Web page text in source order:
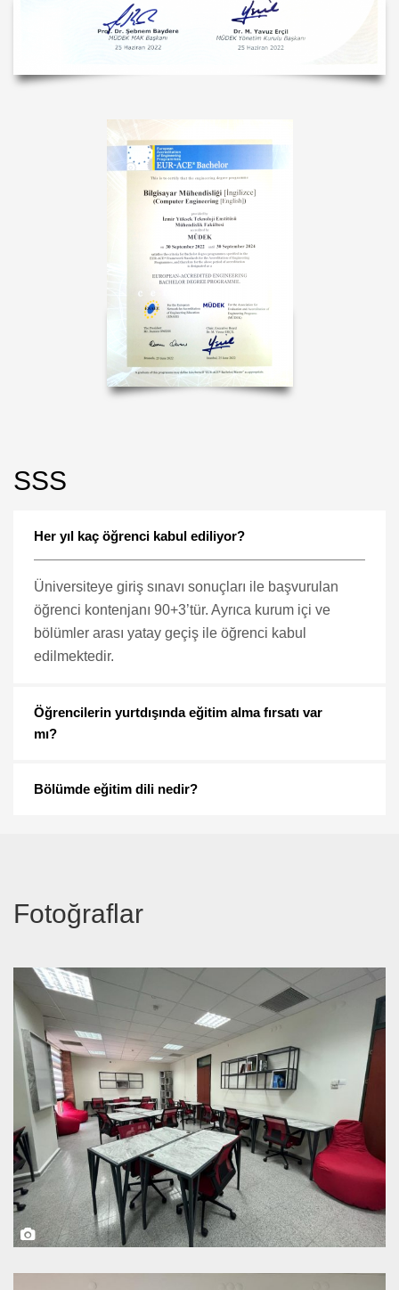
SSS
Her yıl kaç öğrenci kabul ediliyor?
Üniversiteye giriş sınavı sonuçları ile başvurulan
öğrenci kontenjanı 90+3’tür. Ayrıca kurum içi ve
bölümler arası yatay geçiş ile öğrenci kabul
edilmektedir.
Öğrencilerin yurtdışında eğitim alma fırsatı var
mı?
Bölümde eğitim dili nedir?
Fotoğraflar